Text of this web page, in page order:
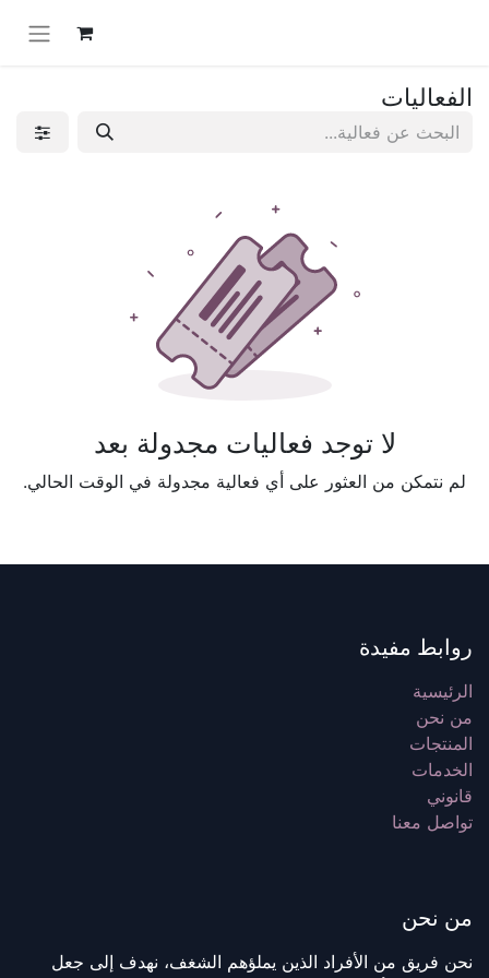
الفعاليات
لا توجد فعاليات مجدولة بعد
لم نتمكن من العثور على أي فعالية مجدولة في الوقت الحالي.
روابط مفيدة
الرئيسية
من نحن
المنتجات
الخدمات
قانوني
تواصل معنا
من نحن
نحن فريق من الأفراد الذين يملؤهم الشغف، نهدف إلى جعل